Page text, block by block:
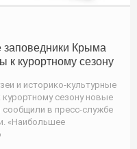
заповедники Крыма
к курортному сезону
и историко-культурные
сезону новые
в пресс-службе
«Наибольшее